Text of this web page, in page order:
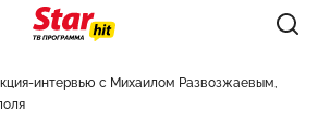
интервью с Михаилом Развозжаевым,